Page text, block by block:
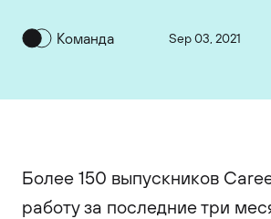
Команда Sep 03, 2021
Более 150 выпускников
работу за последние три